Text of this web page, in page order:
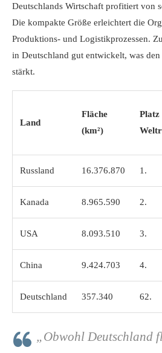
Deutschlands Wirtschaft profitiert von
Die kompakte Größe erleichtert die
Produktions- und Logistikprozessen.
in Deutschland gut entwickelt, was
stärkt.
Land
Fläche
(km²)
Platz
Russland 16.376.870 1.
Kanada 8.965.590 2.
USA 8.093.510 3.
China 9.424.703 4.
Deutschland 357.340 62.
„Obwohl Deutschland